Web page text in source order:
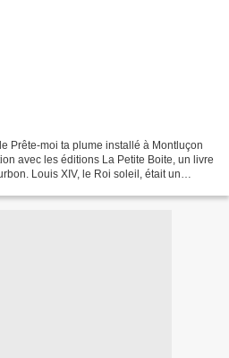
Prête-moi ta plume installé à Montluçon
avec les éditions La Petite Boite, un livre
Louis XIV, le Roi soleil, était un